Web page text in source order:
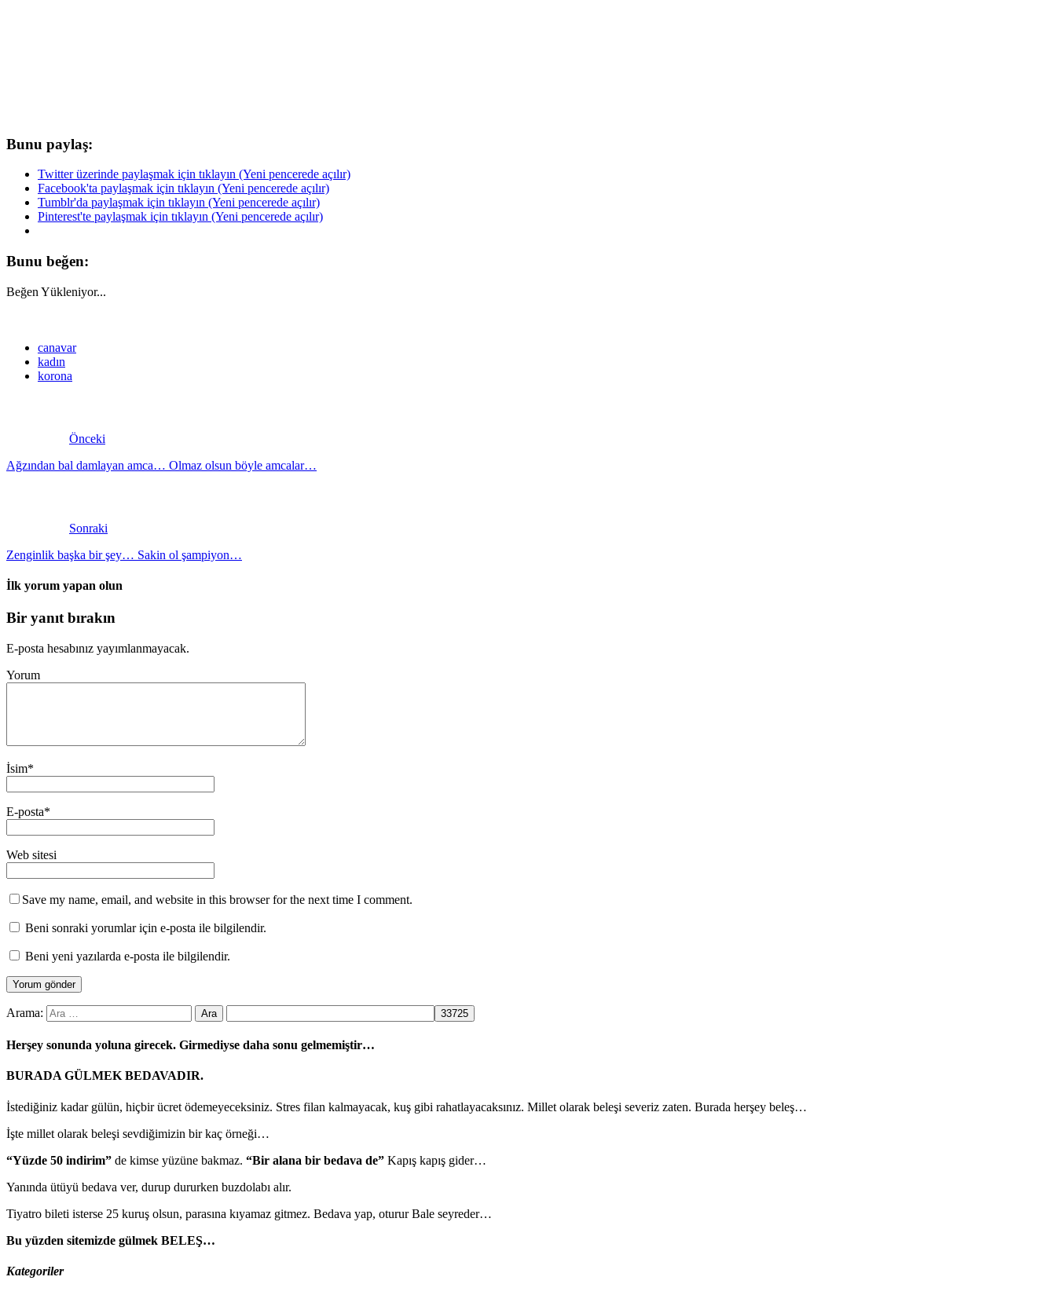
Bunu paylaş:
Twitter üzerinde paylaşmak için tıklayın (Yeni pencerede açılır)
Facebook'ta paylaşmak için tıklayın (Yeni pencerede açılır)
Tumblr'da paylaşmak için tıklayın (Yeni pencerede açılır)
Pinterest'te paylaşmak için tıklayın (Yeni pencerede açılır)
Bunu beğen:
Beğen Yükleniyor...
canavar
kadın
korona
Önceki
Ağzından bal damlayan amca… Olmaz olsun böyle amcalar…
Sonraki
Zenginlik başka bir şey… Sakin ol şampiyon…
İlk yorum yapan olun
Bir yanıt bırakın
E-posta hesabınız yayımlanmayacak.
Yorum
İsim*
E-posta*
Web sitesi
Save my name, email, and website in this browser for the next time I comment.
Beni sonraki yorumlar için e-posta ile bilgilendir.
Beni yeni yazılarda e-posta ile bilgilendir.
Arama:
Herşey sonunda yoluna girecek. Girmediyse daha sonu gelmemiştir…
BURADA GÜLMEK BEDAVADIR.
İstediğiniz kadar gülün, hiçbir ücret ödemeyeceksiniz. Stres filan kalmayacak, kuş gibi rahatlayacaksınız. Millet olarak beleşi severiz zaten. Burada herşey beleş…
İşte millet olarak beleşi sevdiğimizin bir kaç örneği…
“Yüzde 50 indirim” de kimse yüzüne bakmaz. “Bir alana bir bedava de” Kapış kapış gider…
Yanında ütüyü bedava ver, durup dururken buzdolabı alır.
Tiyatro bileti isterse 25 kuruş olsun, parasına kıyamaz gitmez. Bedava yap, oturur Bale seyreder…
Bu yüzden sitemizde gülmek BELEŞ…
Kategoriler